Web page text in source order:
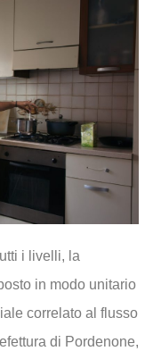
i livelli, la
in modo unitario
correlato al flusso
di Pordenone,